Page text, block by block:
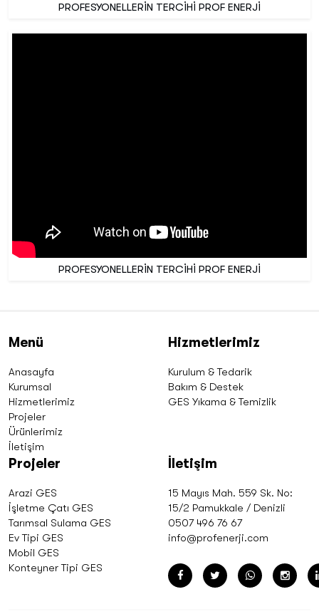
PROFESYONELLERİN TERCİHİ PROF ENERJİ
PROFESYONELLERİN TERCİHİ PROF ENERJİ
Menü
Anasayfa
Kurumsal
Hizmetlerimiz
Projeler
Ürünlerimiz
İletişim
Hizmetlerimiz
Kurulum & Tedarik
Bakım & Destek
GES Yıkama & Temizlik
Projeler
Arazi GES
İşletme Çatı GES
Tarımsal Sulama GES
Ev Tipi GES
Mobil GES
Konteyner Tipi GES
İletişim
15 Mayıs Mah. 559 Sk. No:
15/2 Pamukkale / Denizli
0507 496 76 67
info@profenerji.com